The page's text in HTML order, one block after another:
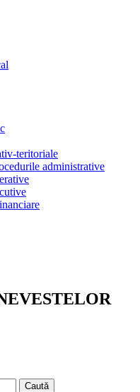
teritoriale
administrative